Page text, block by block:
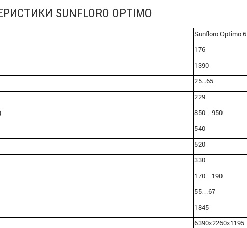
SUNFLORO OPTIMO
Sunfloro Optimo 6
176
1390
25...65
229
850…950
540
520
330
170…190
55…67
1845
6390х2260х1195